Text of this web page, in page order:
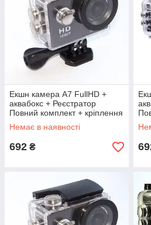
Екшн камера A7 FullHD +
аквабокс + Реєстратор
Повний комплект + кріплення
шолом ЧОРНА
Немає в наявності
692 ₴